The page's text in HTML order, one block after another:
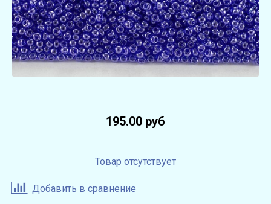
195.00 руб
Товар отсутствует
Добавить в сравнение